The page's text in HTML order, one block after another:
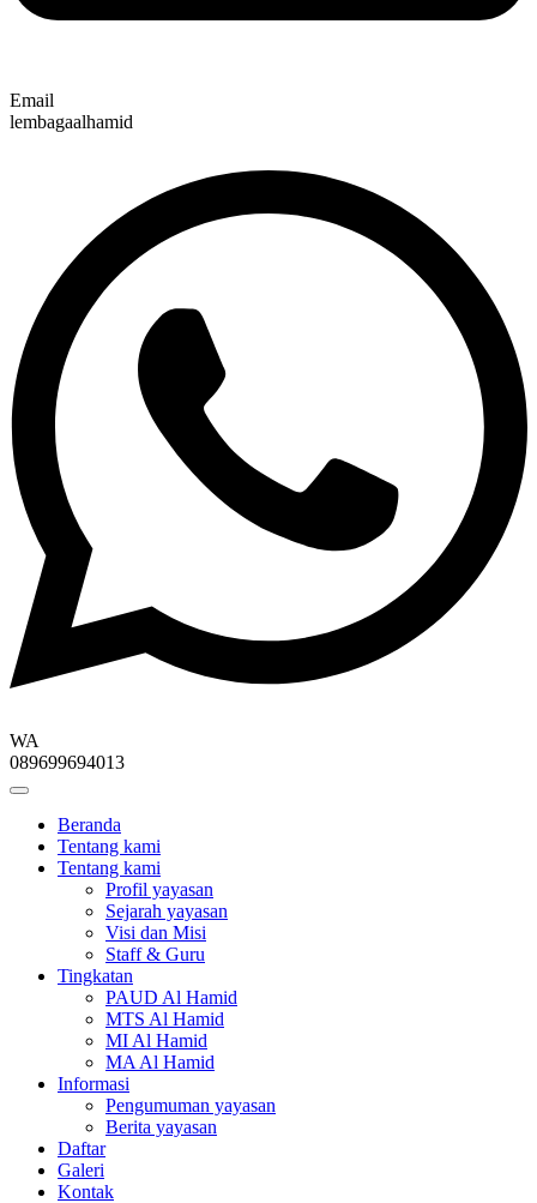
Email
lembagaalhamid
WA
089699694013
Beranda
Tentang kami
Tentang kami
Profil yayasan
Sejarah yayasan
Visi dan Misi
Staff & Guru
Tingkatan
PAUD Al Hamid
MTS Al Hamid
MI Al Hamid
MA Al Hamid
Informasi
Pengumuman yayasan
Berita yayasan
Daftar
Galeri
Kontak